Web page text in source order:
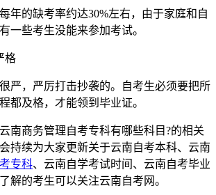
的缺考率约达30%左右，由于家庭和自
一些考生没能来参加考试。
格
，严厉打击抄袭的。自考生必须要把所
都及格，才能领到毕业证。
商务管理自考专科有哪些科目?的相关
持续为大家更新关于云南自考本科、云南
专科、云南自学考试时间、云南自考毕业
解的考生可以关注云南自考网。